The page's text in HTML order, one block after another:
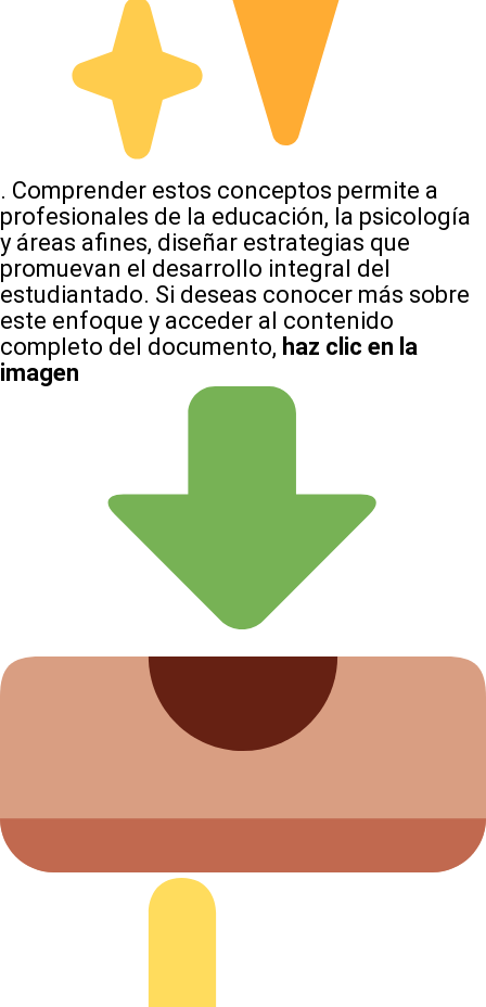
. Comprender estos conceptos permite a
profesionales de la educación, la psicología
y áreas afines, diseñar estrategias que
promuevan el desarrollo integral del
estudiantado. Si deseas conocer más sobre
este enfoque y acceder al contenido
completo del documento, haz clic en la
imagen